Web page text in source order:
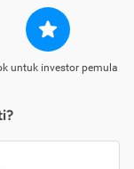
untuk investor pemula